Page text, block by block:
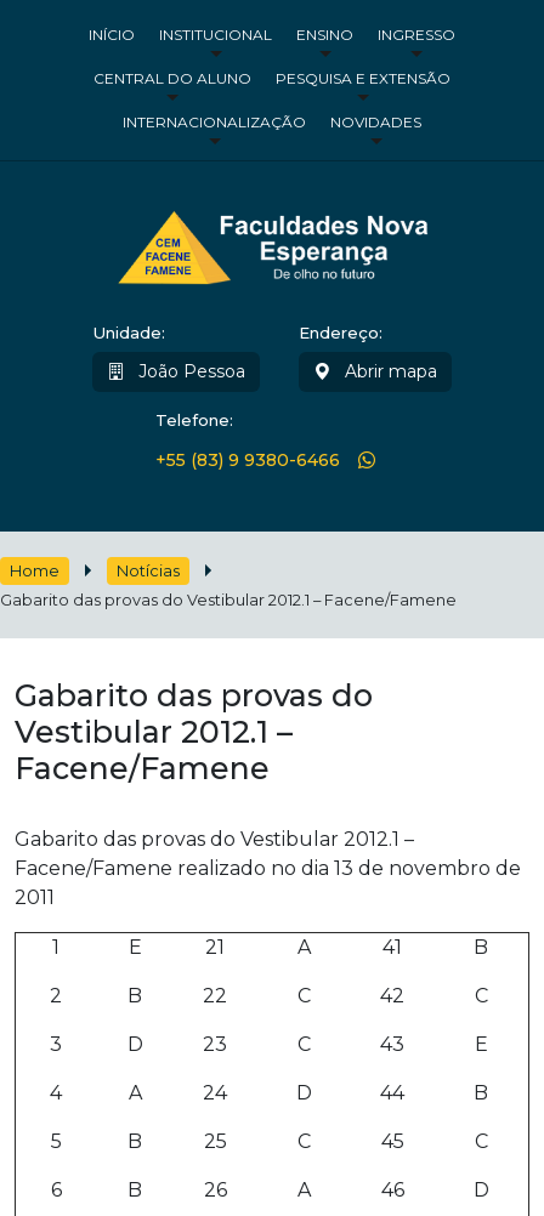
INÍCIO INSTITUCIONAL ENSINO INGRESSO
CENTRAL DO ALUNO PESQUISA E EXTENSÃO
INTERNACIONALIZAÇÃO NOVIDADES
Unidade:
João Pessoa
Endereço:
Abrir mapa
Telefone:
+55 (83) 9 9380-6466
Home
Notícias
Gabarito das provas do Vestibular 2012.1 – Facene/Famene
Gabarito das provas do
Vestibular 2012.1 –
Facene/Famene
Gabarito das provas do Vestibular 2012.1 –
Facene/Famene realizado no dia 13 de novembro de
2011
1 E 21 A 41 B
2 B 22 C 42 C
3 D 23 C 43 E
4 A 24 D 44 B
5 B 25 C 45 C
6 B 26 A 46 D